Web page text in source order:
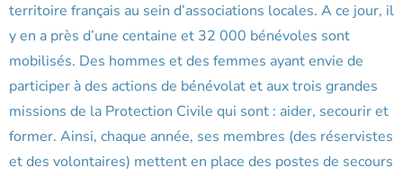
territoire français au sein d’associations locales. A ce jour, il
y en a près d’une centaine et 32 000 bénévoles sont
mobilisés. Des hommes et des femmes ayant envie de
participer à des actions de bénévolat et aux trois grandes
missions de la Protection Civile qui sont : aider, secourir et
former. Ainsi, chaque année, ses membres (des réservistes
et des volontaires) mettent en place des postes de secours